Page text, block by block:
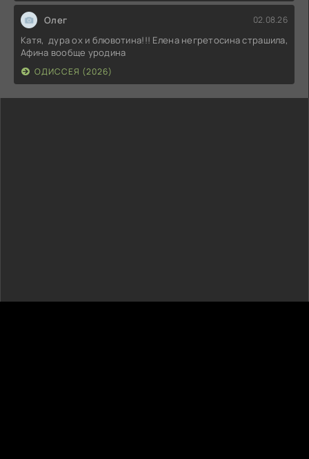
Олег 02.08.26
Катя, дура ох и блювотина!!! Елена негретосина страшила,
Афина вообще уродина
ОДИССЕЯ (2026)